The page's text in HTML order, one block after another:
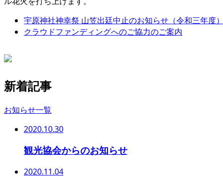
宇原神社神幸祭 山笠出廷中止のお知らせ（令和三年度）
クラウドファンディングへのご協力のご案内
新着記事
お知らせ一覧
2020.10.30
観光協会からのお知らせ
2020.11.04